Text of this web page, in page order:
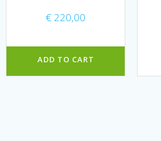
€ 220,00
ADD TO CART